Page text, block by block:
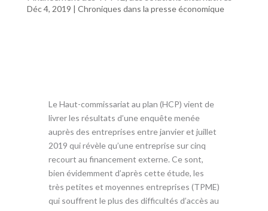
b
er s
l
g
Déc 4, 2019 | Chroniques dans la presse économique
Le Haut-commissariat au plan (HCP) vient de
livrer les résultats d’une enquête menée
auprès des entreprises entre janvier et juillet
2019 qui révèle qu’une entreprise sur cinq
recourt au financement externe. Ce sont,
bien évidemment d’après cette étude, les
très petites et moyennes entreprises (TPME)
qui souffrent le plus des difficultés d’accès au